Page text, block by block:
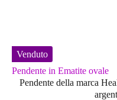
Venduto
Pendente in Ematite ovale
Pendente della marca